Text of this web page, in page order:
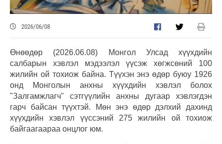
2026/06/08
Өнөөдөр (2026.06.08) Монгол Улсад хүүхдийн
салбарын хэвлэл мэдээлэл үүсэж хөгжсөний 100
жилийн ой тохиож байна. Түүхэн энэ өдөр буюу 1926
онд Монголын анхны хүүхдийн хэвлэл болох
"Залгамжлагч" сэтгүүлийн анхны дугаар хэвлэгдэн
гарч байсан түүхтэй. Мөн энэ өдөр дэлхий дахинд
хүүхдийн хэвлэл үүссэний 275 жилийн ой тохиож
байгаагаараа онцлог юм.